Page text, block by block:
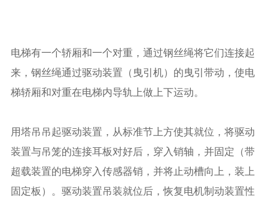
电梯有一个轿厢和一个对重，通过钢丝绳将它们连接起
来，钢丝绳通过驱动装置（曳引机）的曳引带动，使电
梯轿厢和对重在电梯内导轨上做上下运动。
用塔吊吊起驱动装置，从标准节上方使其就位，将驱动
装置与吊笼的连接耳板对好后，穿入销轴，并固定（带
超载装置的电梯穿入传感器销，并将止动槽向上，装上
固定板）。驱动装置吊装就位后，恢复电机制动装置性